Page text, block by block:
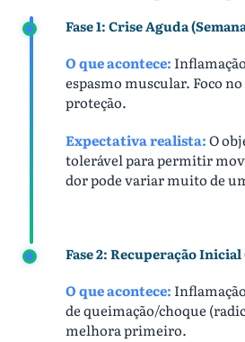
Fase 1: Crise Aguda
O que acontece:
espasmo muscular. Foco
proteção.
Expectativa realista:O
tolerável para permitir
dor pode variar muito de
Fase 2: Recuperação Inicial
O que acontece:
de queimação/choque
melhora primeiro.